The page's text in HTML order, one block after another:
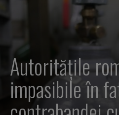
Autoritățile
impasibile în